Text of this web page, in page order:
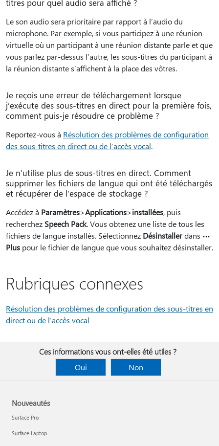
titres pour quel audio sera affiché ?
Le son audio sera prioritaire par rapport à l’audio du
microphone. Par exemple, si vous participez à une réunion
virtuelle où un participant à une réunion distante parle et que
vous parlez par-dessus l’autre, les sous-titres du participant à
la réunion distante s’affichent à la place des vôtres.
Je reçois une erreur de téléchargement lorsque
j’exécute des sous-titres en direct pour la première fois,
comment puis-je résoudre ce problème ?
Reportez-vous à Résolution des problèmes de configuration
des sous-titres en direct ou de l’accès vocal.
Je n’utilise plus de sous-titres en direct. Comment
supprimer les fichiers de langue qui ont été téléchargés
et récupérer de l’espace de stockage ?
Accédez à Paramètres>Applications>installées, puis
recherchez Speech Pack. Vous obtenez une liste de tous les
fichiers de langue installés. Sélectionnez Désinstallerdans
Plus pour le fichier de langue que vous souhaitez désinstaller.
Rubriques connexes
Résolution des problèmes de configuration des sous-titres en
direct ou de l’accès vocal
Ces informations vous ont-elles été utiles ?
Oui
Non
Nouveautés
Surface Pro
Surface Laptop